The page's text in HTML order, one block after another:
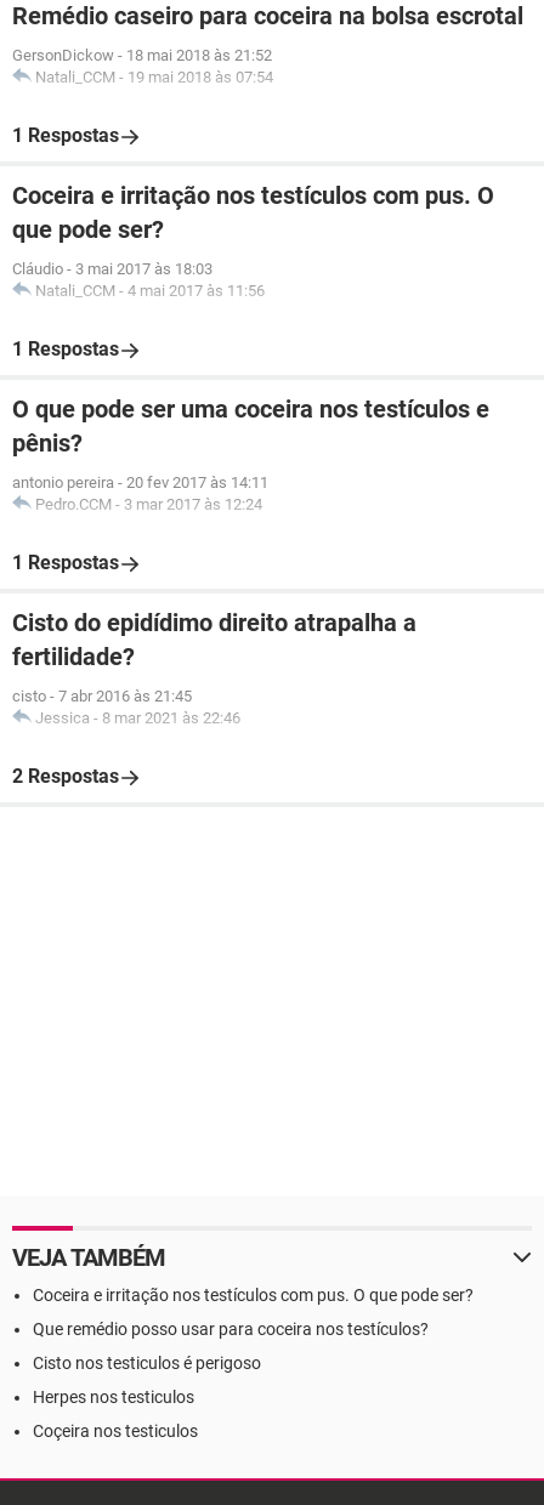
Remédio caseiro para coceira na bolsa escrotal
GersonDickow - 18 mai 2018 às 21:52
Natali_CCM - 19 mai 2018 às 07:54
1 Respostas
Coceira e irritação nos testículos com pus. O
que pode ser?
Cláudio - 3 mai 2017 às 18:03
Natali_CCM - 4 mai 2017 às 11:56
1 Respostas
O que pode ser uma coceira nos testículos e
pênis?
antonio pereira - 20 fev 2017 às 14:11
Pedro.CCM - 3 mar 2017 às 12:24
1 Respostas
Cisto do epidídimo direito atrapalha a
fertilidade?
cisto - 7 abr 2016 às 21:45
Jessica - 8 mar 2021 às 22:46
2 Respostas
VEJA TAMBÉM
Coceira e irritação nos testículos com pus. O que pode ser?
Que remédio posso usar para coceira nos testículos?
Cisto nos testiculos é perigoso
Herpes nos testiculos
Coçeira nos testiculos